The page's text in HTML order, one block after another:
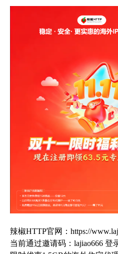
辣椒HTTP官网： https://
当前通过邀请码：lajiao666 登